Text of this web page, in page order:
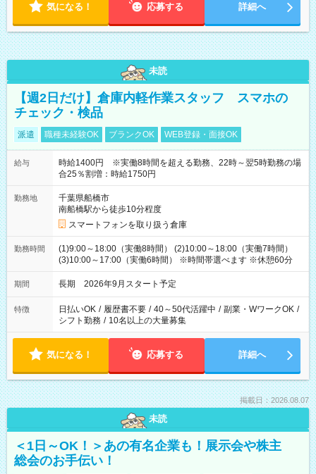
気になる！ 応募する 詳細へ
未読
【週2日だけ】倉庫内軽作業スタッフ スマホの
チェック・検品
派遣 職種未経験OK ブランクOK WEB登録・面接OK
給与
時給1400円 ※実働8時間を超える勤務、22時～翌5時勤務の場
合25％割増：時給1750円
勤務地
千葉県船橋市
南船橋駅から徒歩10分程度
スマートフォンを取り扱う倉庫
勤務時間
(1)9:00～18:00（実働8時間） (2)10:00～18:00（実働7時間）
(3)10:00～17:00（実働6時間） ※時間帯選べます ※休憩60分
期間 長期 2026年9月スタート予定
特徴 日払いOK / 履歴書不要 / 40～50代活躍中 / 副業・WワークOK /
シフト勤務 / 10名以上の大量募集
気になる！ 応募する 詳細へ
掲載日：2026.08.07
未読
＜1日～OK！＞あの有名企業も！展示会や株主
総会のお手伝い！